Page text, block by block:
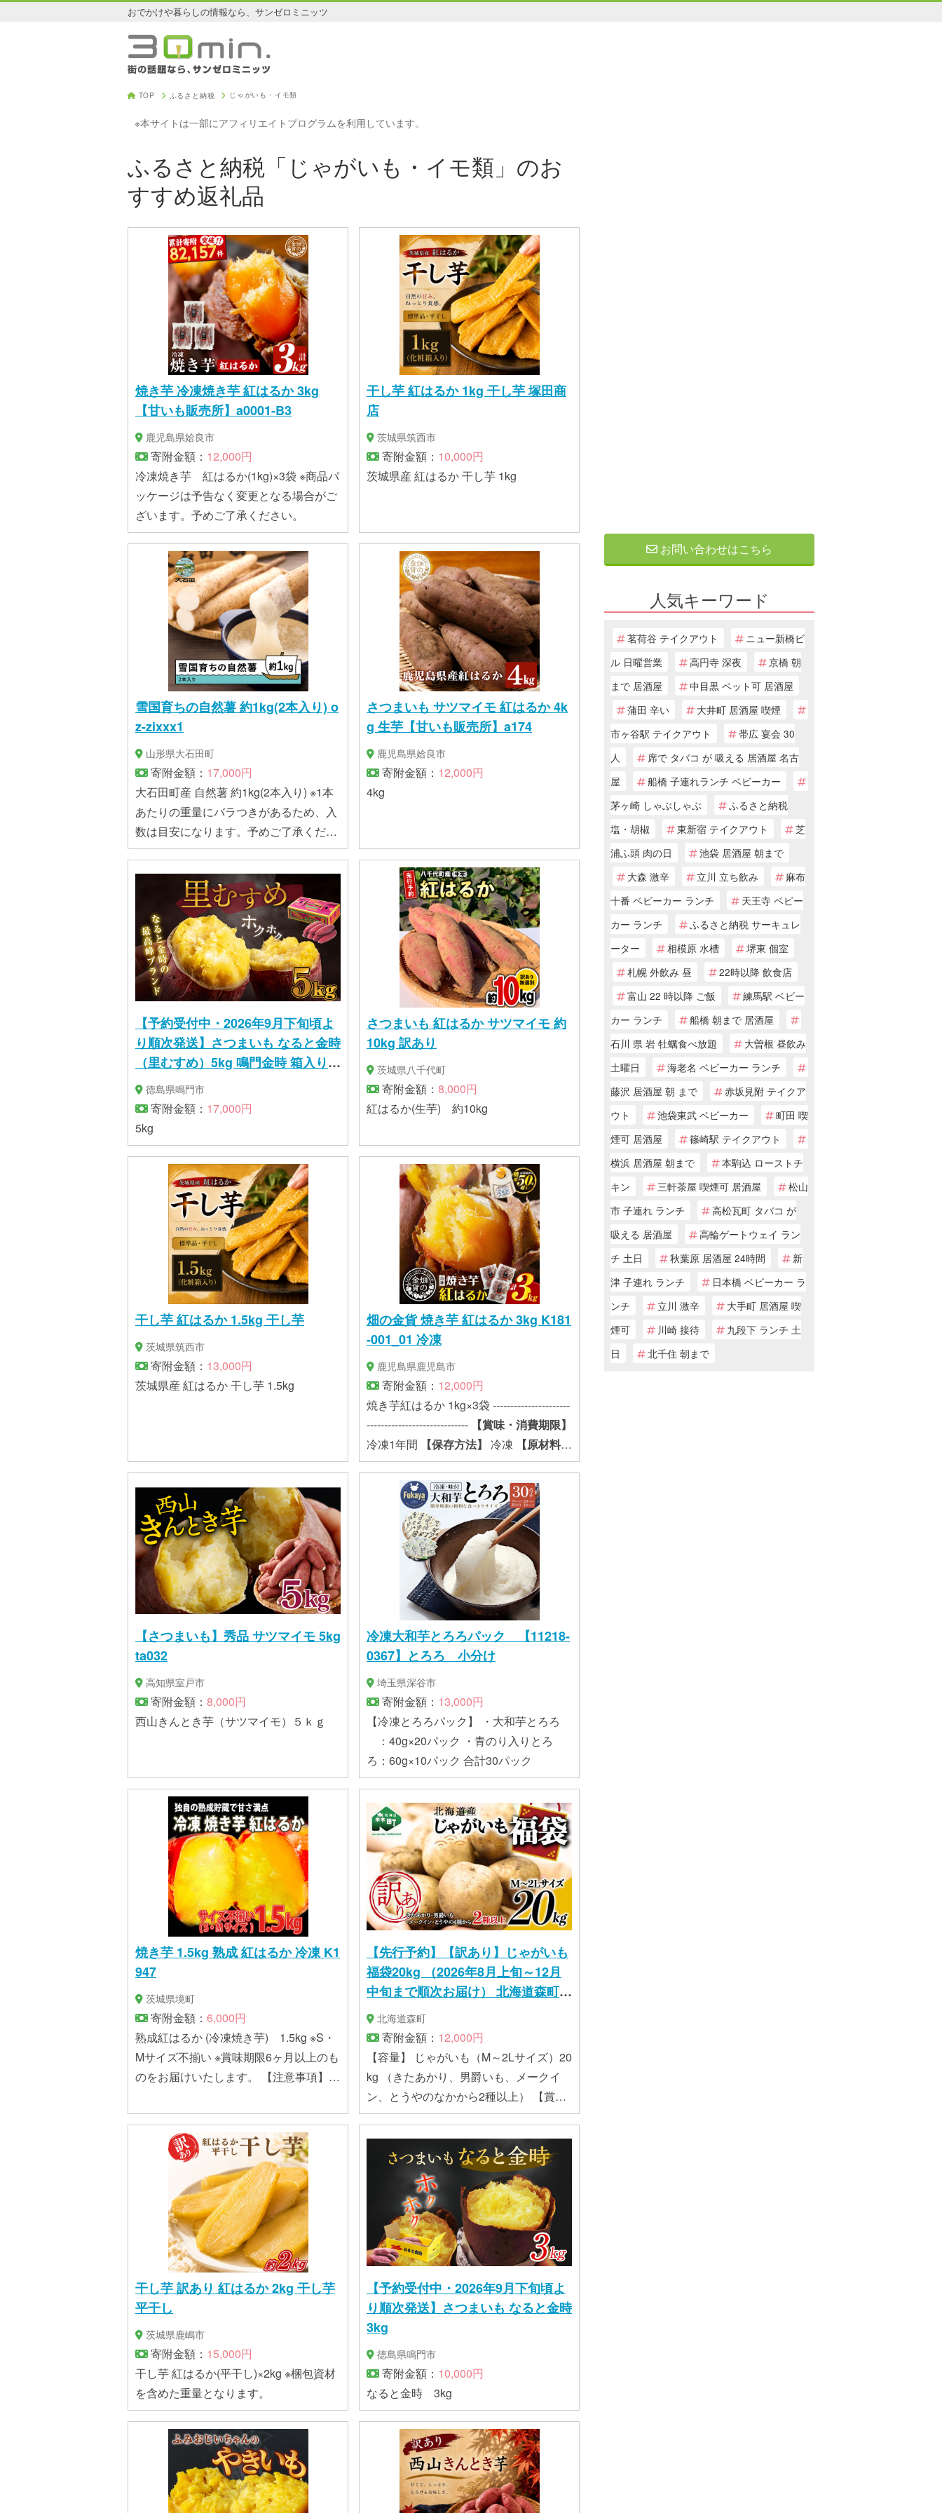
おでかけや暮らしの情報なら、サンゼロミニッツ
TOP ふるさと納税 じゃがいも・イモ類
※本サイトは一部にアフィリエイトプログラムを利用しています。
ふるさと納税「じゃがいも・イモ類」のお
すすめ返礼品
焼き芋 冷凍焼き芋 紅はるか 3kg
【甘いも販売所】a0001-B3
鹿児島県姶良市
寄附金額： 12,000円
冷凍焼き芋 紅はるか(1kg)×3袋 ※商品パ
ッケージは予告なく変更となる場合がご
ざいます。予めご了承ください。
干し芋 紅はるか 1kg 干し芋 塚田商
店
茨城県筑西市
寄附金額： 10,000円
茨城県産 紅はるか 干し芋 1kg
雪国育ちの自然薯 約1kg(2本入り) o
z-zixxx1
山形県大石田町
寄附金額： 17,000円
大石田町産 自然薯 約1kg(2本入り) ※1本
あたりの重量にバラつきがあるため、入
数は目安になります。予めご了承くださ
い。
さつまいも サツマイモ 紅はるか 4k
g 生芋【甘いも販売所】a174
鹿児島県姶良市
寄附金額： 12,000円
4kg
【予約受付中・2026年9月下旬頃よ
り順次発送】さつまいも なると金時
（里むすめ）5kg 鳴門金時 箱入り
さつまいも
徳島県鳴門市
寄附金額： 17,000円
5kg
さつまいも 紅はるか サツマイモ 約
10kg 訳あり
茨城県八千代町
寄附金額： 8,000円
紅はるか(生芋) 約10kg
干し芋 紅はるか 1.5kg 干し芋
茨城県筑西市
寄附金額： 13,000円
茨城県産 紅はるか 干し芋 1.5kg
畑の金貨 焼き芋 紅はるか 3kg K181
-001_01 冷凍
鹿児島県鹿児島市
寄附金額： 12,000円
焼き芋紅はるか 1kg×3袋 ----------------------
-----------------------------
【賞味・消費期限】
冷凍1年間
【保存方法】 冷凍
【原材料
名】さつまいも（紅はるか）【該当す
るアレルギー特定原材料等】特定原材料
8品目および特定原材料に準ずる20品目
は使用していません。【原材料産地】
鹿児島市【製造・加工地】姶良市
【さつまいも】秀品 サツマイモ 5kg
ta032
高知県室戸市
寄附金額： 8,000円
西山きんとき芋（サツマイモ）５ｋｇ
冷凍大和芋とろろパック 【11218-
0367】とろろ 小分け
埼玉県深谷市
寄附金額： 13,000円
【冷凍とろろパック】 ・大和芋とろろ
：40g×20パック ・青のり入りとろ
ろ：60g×10パック 合計30パック
焼き芋 1.5kg 熟成 紅はるか 冷凍 K1
947
茨城県境町
寄附金額： 6,000円
熟成紅はるか (冷凍焼き芋) 1.5kg ※S・
Mサイズ不揃い ※賞味期限6ヶ月以上のも
のをお届けいたします。 【注意事項】 ※
芋です。(大きいものはカットしてありま
す。） ※さつまいも表面に土が付着して
いる場合がございますので、お召し上が
りの際はご留意ください。
【先行予約】【訳あり】じゃがいも
福袋20kg （2026年8月上旬～12月
中旬まで順次お届け） 北海道森町産
野菜 ジャガイモ mr1-0145
北海道森町
寄附金額： 12,000円
【容量】 じゃがいも（M～2Lサイズ）20
kg （きたあかり、男爵いも、メークイ
ン、とうやのなかから2種以上） 【賞味
期限】 お早めにお召し上がりください
干し芋 訳あり 紅はるか 2kg 干し芋
平干し
茨城県鹿嶋市
寄附金額： 15,000円
干し芋 紅はるか(平干し)×2kg ※梱包資材
を含めた重量となります。
【予約受付中・2026年9月下旬頃よ
り順次発送】さつまいも なると金時
3kg
徳島県鳴門市
寄附金額： 10,000円
なると金時 3kg
お問い合わせはこちら
人気キーワード
茗荷谷 テイクアウト
ニュー新橋ビ
ル 日曜営業
高円寺 深夜
京橋 朝
まで 居酒屋
中目黒 ペット可 居酒屋
蒲田 辛い
大井町 居酒屋 喫煙
市ヶ谷駅 テイクアウト
帯広 宴会 30
人
席で タバコ が 吸える 居酒屋 名古
屋
船橋 子連れランチ ベビーカー
茅ヶ崎 しゃぶしゃぶ
ふるさと納税
塩・胡椒
東新宿 テイクアウト
芝
浦ふ頭 肉の日
池袋 居酒屋 朝まで
大森 激辛
立川 立ち飲み
麻布
十番 ベビーカー ランチ
天王寺 ベビー
カー ランチ
ふるさと納税 サーキュレ
ーター
相模原 水槽
堺東 個室
札幌 外飲み 昼
22時以降 飲食店
富山 22 時以降 ご飯
練馬駅 ベビー
カー ランチ
船橋 朝まで 居酒屋
石川 県 岩 牡蠣食べ放題
大曽根 昼飲み
土曜日
海老名 ベビーカー ランチ
藤沢 居酒屋 朝 まで
赤坂見附 テイクア
ウト
池袋東武 ベビーカー
町田 喫
煙可 居酒屋
篠崎駅 テイクアウト
横浜 居酒屋 朝まで
本駒込 ローストチ
キン
三軒茶屋 喫煙可 居酒屋
松山
市 子連れ ランチ
高松瓦町 タバコ が
吸える 居酒屋
高輪ゲートウェイ ラン
チ 土日
秋葉原 居酒屋 24時間
新
津 子連れ ランチ
日本橋 ベビーカー ラ
ンチ
立川 激辛
大手町 居酒屋 喫
煙可
川崎 接待
九段下 ランチ 土
日
北千住 朝まで